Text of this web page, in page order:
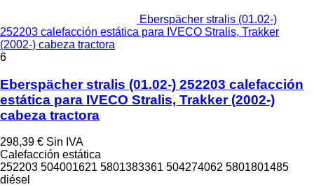
Eberspächer stralis (01.02-)
252203 calefacción estática para IVECO Stralis, Trakker
(2002-) cabeza tractora
6
Eberspächer stralis (01.02-) 252203 calefacción
estática para IVECO Stralis, Trakker (2002-)
cabeza tractora
298,39 € Sin IVA
Calefacción estática
252203 504001621 5801383361 504274062 5801801485
diésel